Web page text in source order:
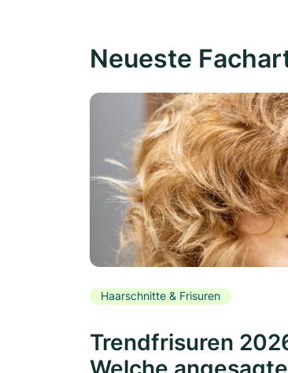
Neueste
Haarschnitte & Frisuren
Trendfrisuren